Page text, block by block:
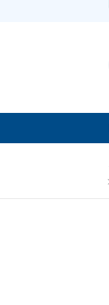
i
g